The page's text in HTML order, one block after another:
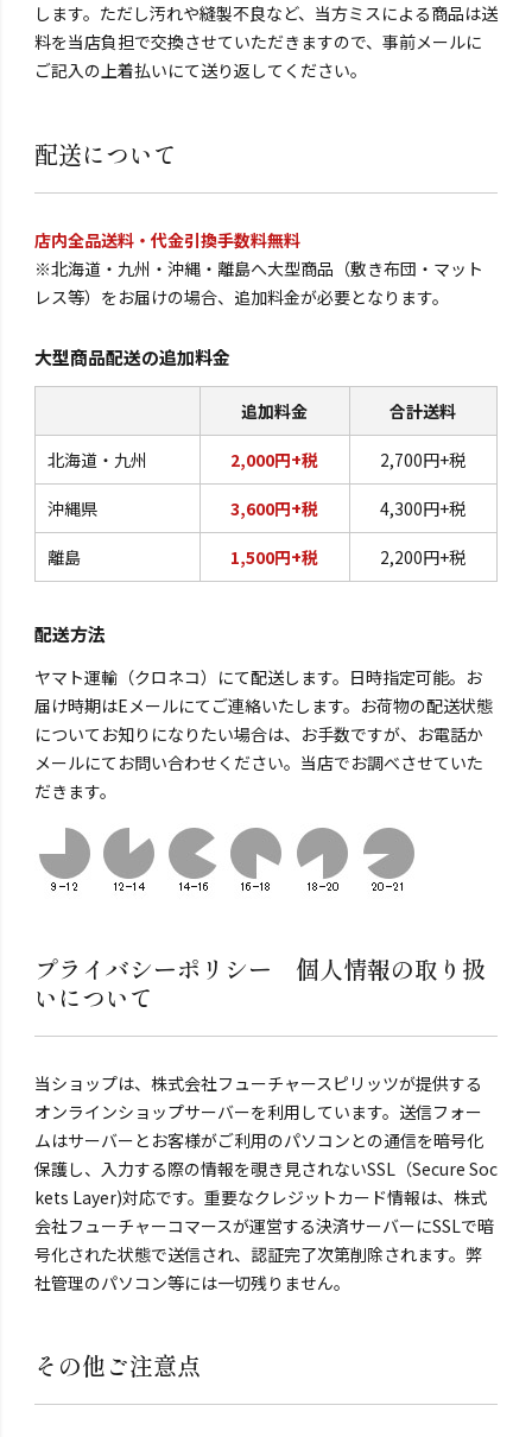
します。ただし汚れや縫製不良など、当方ミスによる商品は送
料を当店負担で交換させていただきますので、事前メールに
ご記入の上着払いにて送り返してください。
配送について
店内全品送料・代金引換手数料無料
※北海道・九州・沖縄・離島へ大型商品（敷き布団・マット
レス等）をお届けの場合、追加料金が必要となります。
大型商品配送の追加料金
追加料金 合計送料
北海道・九州 2,000円+税 2,700円+税
沖縄県 3,600円+税 4,300円+税
離島 1,500円+税 2,200円+税
配送方法
ヤマト運輸（クロネコ）にて配送します。日時指定可能。お
届け時期はEメールにてご連絡いたします。お荷物の配送状態
についてお知りになりたい場合は、お手数ですが、お電話か
メールにてお問い合わせください。当店でお調べさせていた
だきます。
プライバシーポリシー 個人情報の取り扱
いについて
当ショップは、株式会社フューチャースピリッツが提供する
オンラインショップサーバーを利用しています。送信フォー
ムはサーバーとお客様がご利用のパソコンとの通信を暗号化
保護し、入力する際の情報を覗き見されないSSL（Secure Soc
kets Layer)対応です。重要なクレジットカード情報は、株式
会社フューチャーコマースが運営する決済サーバーにSSLで暗
号化された状態で送信され、認証完了次第削除されます。弊
社管理のパソコン等には一切残りません。
その他ご注意点